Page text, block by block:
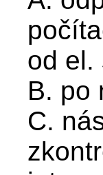
od el.
B. po
C.